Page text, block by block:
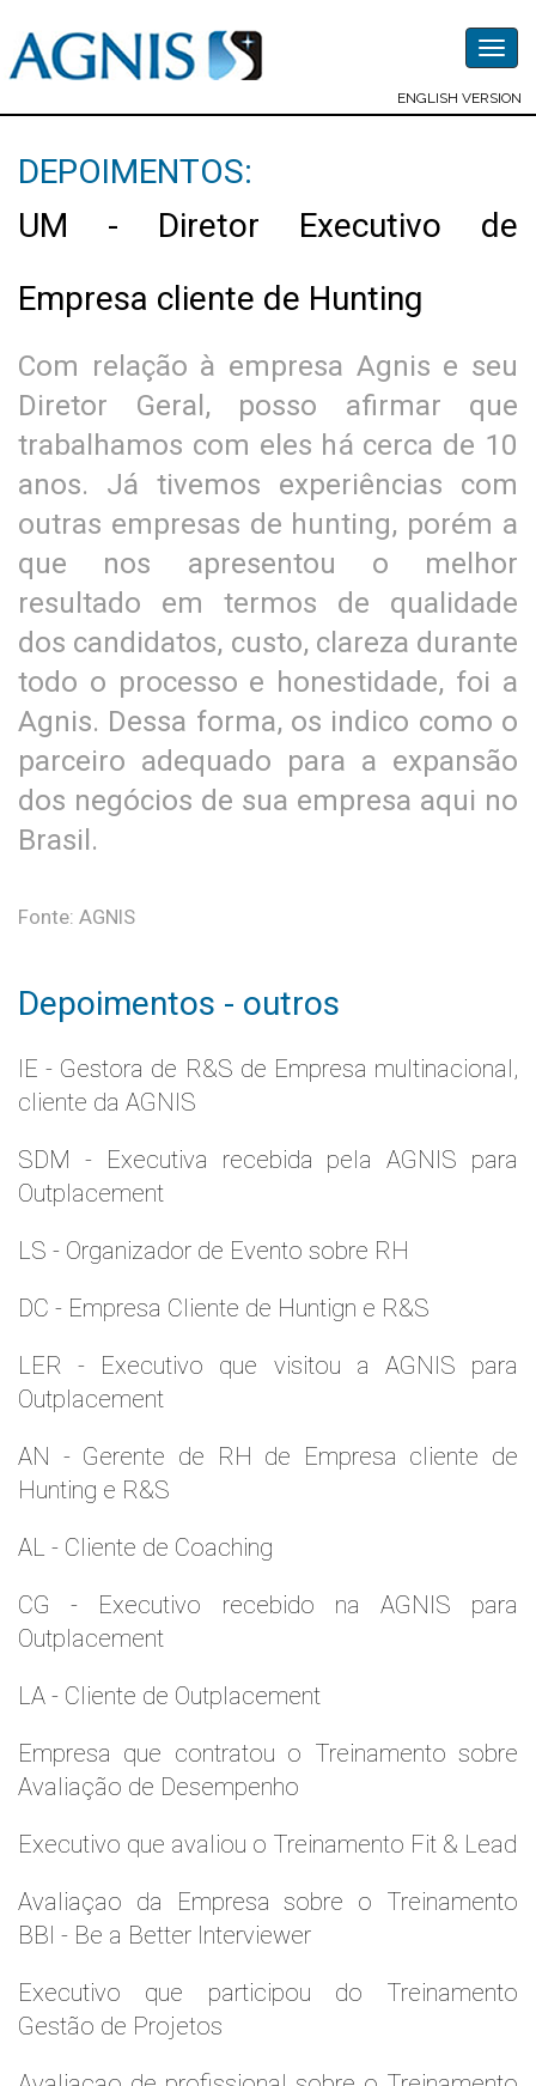
ENGLISH VERSION
DEPOIMENTOS:
UM - Diretor Executivo de
Empresa cliente de Hunting
Com relação à empresa Agnis e seu
Diretor Geral, posso afirmar que
trabalhamos com eles há cerca de 10
anos. Já tivemos experiências com
outras empresas de hunting, porém a
que nos apresentou o melhor
resultado em termos de qualidade
dos candidatos, custo, clareza durante
todo o processo e honestidade, foi a
Agnis. Dessa forma, os indico como o
parceiro adequado para a expansão
dos negócios de sua empresa aqui no
Brasil.
Fonte: AGNIS
Depoimentos - outros
IE - Gestora de R&S de Empresa multinacional,
cliente da AGNIS
SDM - Executiva recebida pela AGNIS para
Outplacement
LS - Organizador de Evento sobre RH
DC - Empresa Cliente de Huntign e R&S
LER - Executivo que visitou a AGNIS para
Outplacement
AN - Gerente de RH de Empresa cliente de
Hunting e R&S
AL - Cliente de Coaching
CG - Executivo recebido na AGNIS para
Outplacement
LA - Cliente de Outplacement
Empresa que contratou o Treinamento sobre
Avaliação de Desempenho
Executivo que avaliou o Treinamento Fit & Lead
Avaliaçao da Empresa sobre o Treinamento
BBI - Be a Better Interviewer
Executivo que participou do Treinamento
Gestão de Projetos